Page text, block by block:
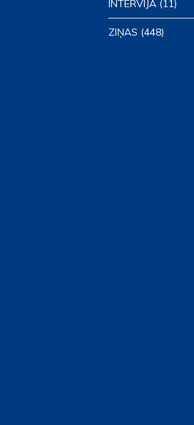
INTERVIJA (11)
ZIŅAS (448)